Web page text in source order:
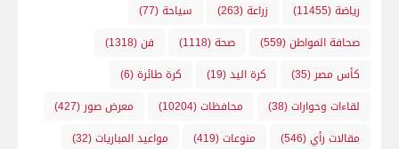
رياضة(11455) زراعة(263) سياحة(77)
صحافة المواطن(559) صحة(1118) فن(1318)
كأس مصر (35) كرة اليد(19) كرة طائرة(6)
لقاءات وحوارات(38) محافظات(10204) معرض صور (427)
مقالات رأي(546) منوعات(419) مواعيد المباريات(32)